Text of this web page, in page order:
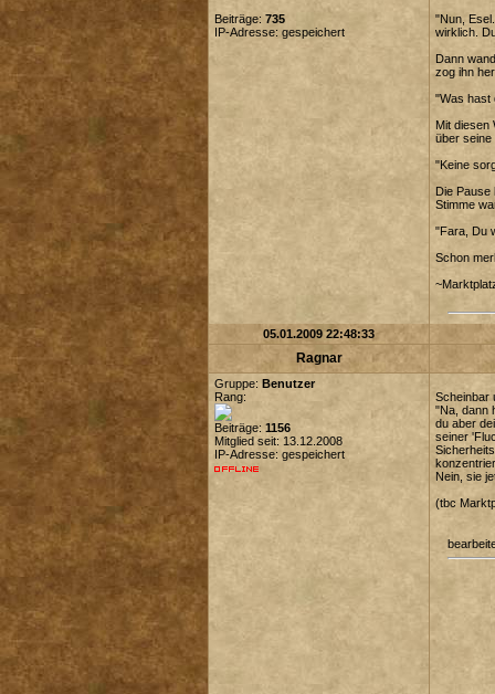
Beiträge: 735
IP-Adresse: gespeichert
"Nun,
wirklich.
Dann
zog ihn
"Was hast
Mit diesen
über seine
"Keine
Die Pause
Stimme
"Fara, Du
Schon
05.01.2009 22:48:33
Ragnar
Gruppe: Benutzer
Rang:
Beiträge: 1156
Mitglied seit: 13.12.2008
IP-Adresse: gespeichert
Scheinbar
"Na, dann
du aber
seiner
Nein, sie
(tbc